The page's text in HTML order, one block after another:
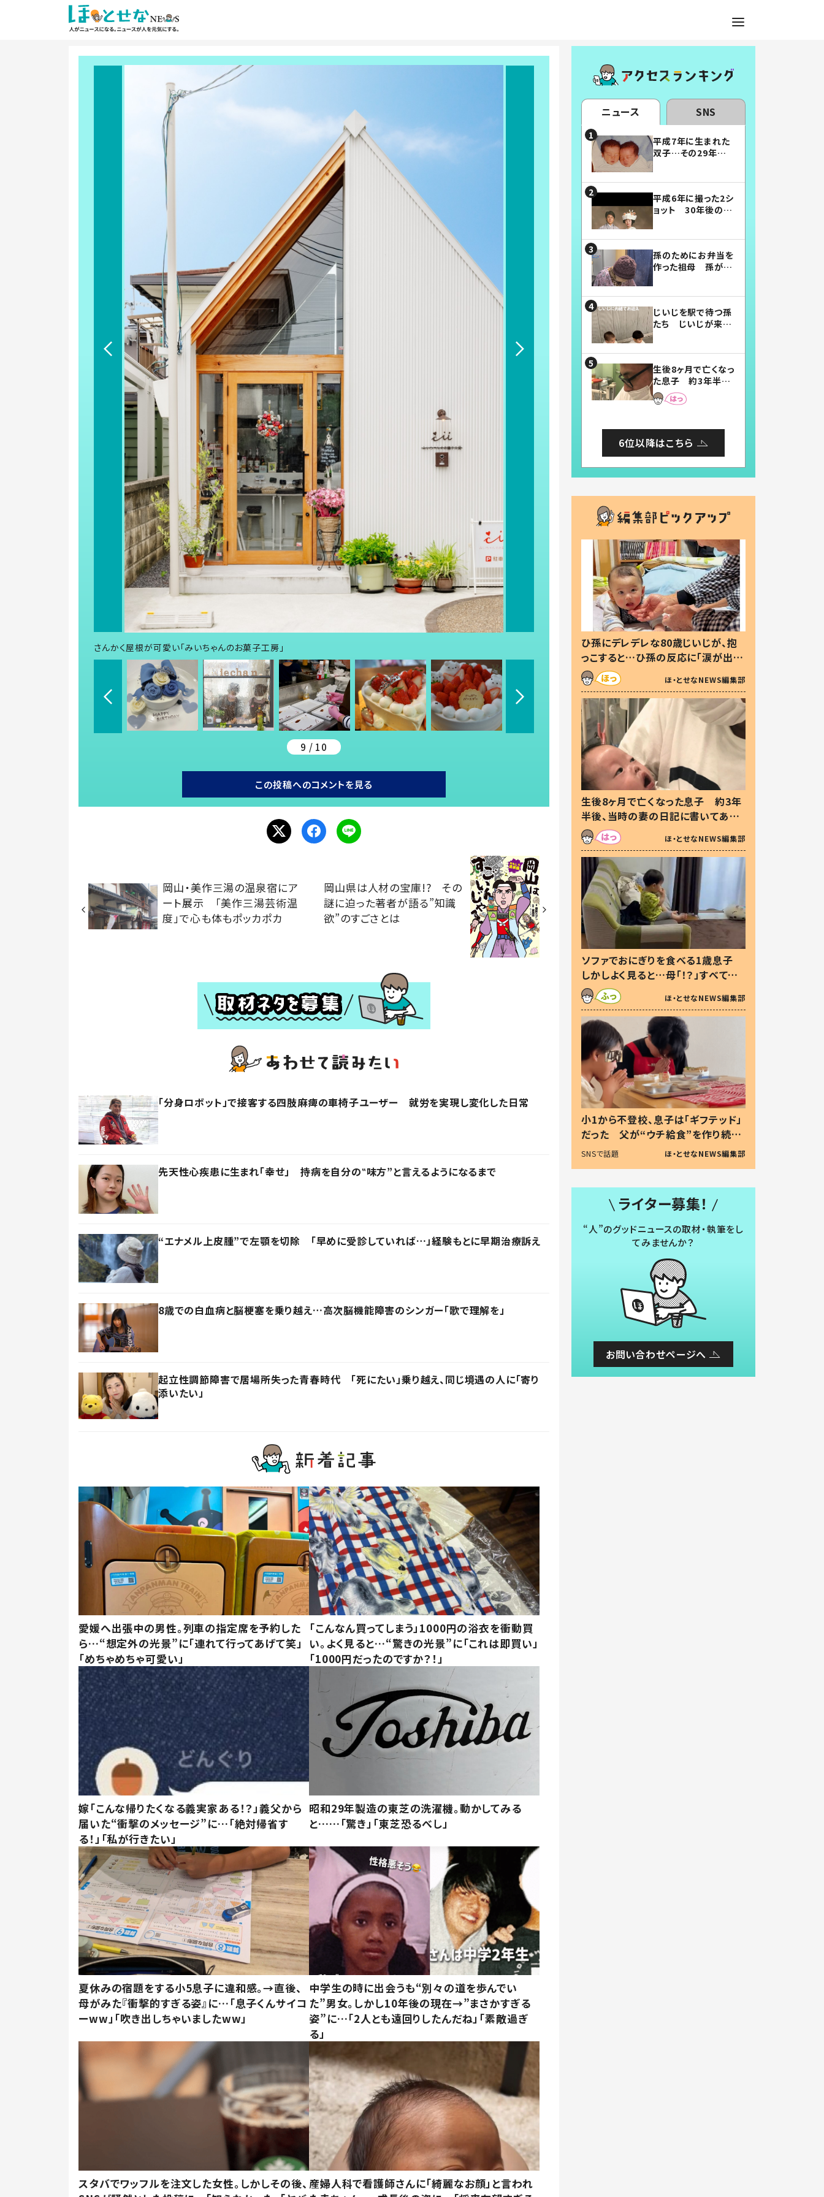
さんかく屋根が可愛い「みいちゃんのお菓子工房」
9 / 10
この投稿へのコメントを見る
岡山・美作三湯の温泉宿にア
ート展示 「美作三湯芸術温
度」で心も体もポッカポカ
岡山県は人材の宝庫!? その
謎に迫った著者が語る”知識
欲”のすごさとは
「分身ロボット」で接客する四肢麻痺の車椅子ユーザー 就労を実現し変化した日常
先天性心疾患に生まれ「幸せ」 持病を自分の‟味方”と言えるようになるまで
“エナメル上皮腫”で左顎を切除 「早めに受診していれば…」経験もとに早期治療訴え
8歳での白血病と脳梗塞を乗り越え…高次脳機能障害のシンガー「歌で理解を」
起立性調節障害で居場所失った青春時代 「死にたい」乗り越え、同じ境遇の人に「寄り
添いたい」
愛媛へ出張中の男性。列車の指定席を予約した
ら…“想定外の光景”に「連れて行ってあげて笑」
「めちゃめちゃ可愛い」
「こんなん買ってしまう」1000円の浴衣を衝動買
い。よく見ると…“驚きの光景”に「これは即買い」
「1000円だったのですか？！」
嫁「こんな帰りたくなる義実家ある！？」義父から
届いた“衝撃のメッセージ”に…「絶対帰省す
る！」「私が行きたい」
昭和29年製造の東芝の洗濯機。動かしてみる
と……「驚き」「東芝恐るべし」
夏休みの宿題をする小5息子に違和感。→直後、
母がみた『衝撃的すぎる姿』に…「息子くんサイコ
ーww」「吹き出しちゃいましたww」
中学生の時に出会うも“別々の道を歩んでい
た”男女。しかし10年後の現在→”まさかすぎる
姿”に…「2人とも遠回りしたんだね」「素敵過ぎ
る」
スタバでワッフルを注文した女性。しかしその後、 産婦人科で看護師さんに「綺麗なお顔」と言われ
ニュース SNS
平成7年に生まれた
双子…その29年後
平成6年に撮った2シ
ョット 30年後の姿
孫のためにお弁当を
作った祖母 孫が絶
じいじを駅で待つ孫
たち じいじが来た
まらない」「幸せにな
れる」
生後8ヶ月で亡くなっ
た息子 約3年半
後、当時の妻の日記
に書いてあった本音
6位以降はこちら
ひ孫にデレデレな80歳じいじが、抱
っこすると…ひ孫の反応に「涙が出ま
した」「可愛くて仕方ない」
ほ・とせなNEWS編集部
生後8ヶ月で亡くなった息子 約3年
半後、当時の妻の日記に書いてあっ
た本音とは
ほ・とせなNEWS編集部
ソファでおにぎりを食べる1歳息子
しかしよく見ると…母「！？」すべてを
察した母の投稿に「可愛いから許
す！」「現行犯〜」
ほ・とせなNEWS編集部
小1から不登校、息子は「ギフテッド」
だった 父が“ウチ給食”を作り続け
る理由とは #令和の親 #令和の子
SNSで話題 ほ・とせなNEWS編集部
ライター募集！
“人”のグッドニュースの取材・執筆をし
てみませんか？
お問い合わせページへ